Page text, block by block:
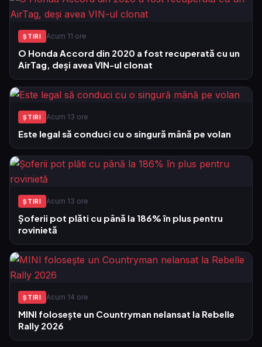
ŞTIRI Acum 11 ore
O Honda Accord din 2020 a fost recuperată cu un
AirTag, deși avea VIN-ul clonat
ŞTIRI Acum 13 ore
Este legal să conduci cu o singură mână pe volan
ŞTIRI Acum 13 ore
Șoferii pot plăti cu până la 186% în plus pentru
rovinietă
ŞTIRI Acum 14 ore
MINI folosește un Countryman nelansat la Rebelle
Rally 2026